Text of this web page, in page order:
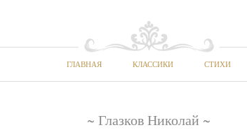
ГЛАВНАЯ КЛАССИКИ СТИХИ
~ Глазков Николай ~